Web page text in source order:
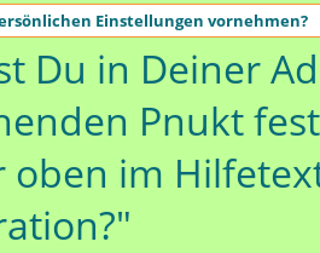
Einstellungen vornehmen?
Du in Deiner
Pnukt
oben im